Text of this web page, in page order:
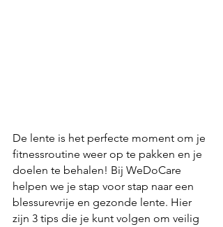
De lente is het perfecte moment om je
fitnessroutine weer op te pakken en je
doelen te behalen! Bij WeDoCare
helpen we je stap voor stap naar een
blessurevrije en gezonde lente. Hier
zijn 3 tips die je kunt volgen om veilig